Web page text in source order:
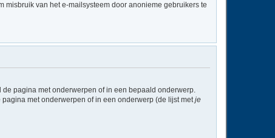
van het e-mailsysteem door anonieme gebruikers te
pagina met onderwerpen of in een bepaald onderwerp.
met onderwerpen of in een onderwerp (de lijst metje